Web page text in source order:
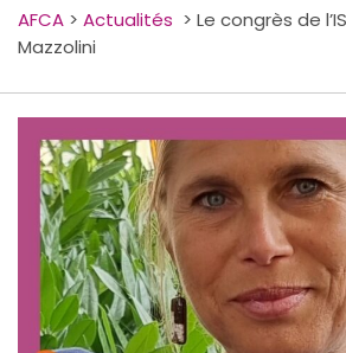
AFCA > Actualités > Le congrès de
Mazzolini